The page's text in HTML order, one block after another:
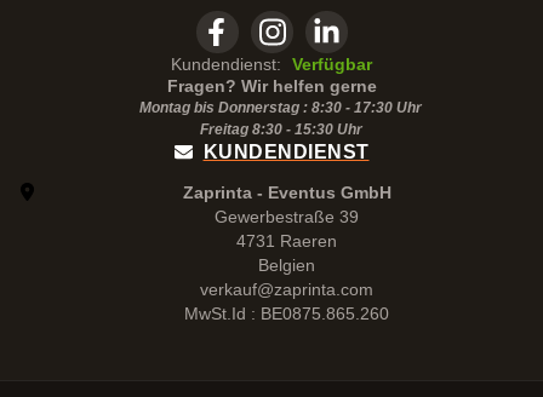
Kundendienst:
Verfügbar
Fragen? Wir helfen gerne
Montag bis Donnerstag : 8:30 - 17:30 Uhr
Freitag 8:30 - 15:30Uhr
KUNDENDIENST
Zaprinta - Eventus GmbH
Gewerbestraße 39
4731 Raeren
Belgien
verkauf@zaprinta.com
MwSt.Id : BE0875.865.260